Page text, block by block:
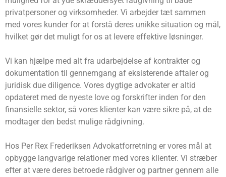
privatpersoner og virksomheder. Vi arbejder tæt sammen
med vores kunder for at forstå deres unikke situation og mål,
hvilket gør det muligt for os at levere effektive løsninger.
Vi kan hjælpe med alt fra udarbejdelse af kontrakter og
dokumentation til gennemgang af eksisterende aftaler og
juridisk due diligence. Vores dygtige advokater er altid
opdateret med de nyeste love og forskrifter inden for den
finansielle sektor, så vores klienter kan være sikre på, at de
modtager den bedst mulige rådgivning.
Hos Per Rex Frederiksen Advokatforretning er vores mål at
opbygge langvarige relationer med vores klienter. Vi stræber
efter at være deres betroede rådgiver og partner gennem alle